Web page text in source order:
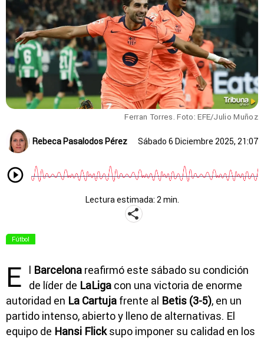
Ferran Torres. Foto: EFE/Julio Muñoz
Rebeca Pasalodos Pérez Sábado 6 Diciembre 2025, 21:07
Lectura estimada: 2 min.
Fútbol
E l Barcelona reafirmó este sábado su condición
de líder de LaLiga con una victoria de enorme
autoridad en La Cartuja frente al Betis (3-5), en un
partido intenso, abierto y lleno de alternativas. El
equipo de Hansi Flicksupo imponer su calidad en los